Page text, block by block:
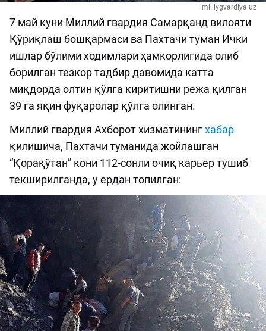
milliygvardiya.uz
7 май куни Миллий гвардия Самарқанд вилояти
Қўриқлаш бошқармаси ва Пахтачи туман Ички
ишлар бўлими ходимлари ҳамкорлигида олиб
борилган тезкор тадбир давомида катта
миқдорда олтин қўлга киритишни режа қилган
39 га яқин фуқаролар қўлга олинган.
Миллий гвардия Ахборот хизматинингхабар
қилишича, Пахтачи туманида жойлашган
“Қорақўтан” кони 112-сонли очиқ карьер тушиб
текширилганда, у ердан топилган: